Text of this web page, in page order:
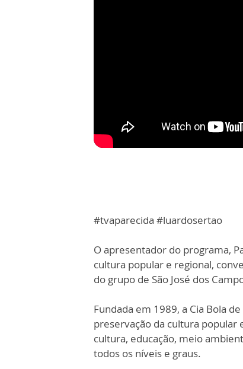
#tvaparecida #luardosertao
O apresentador do programa,
cultura popular e regional,
do grupo de São José dos
Fundada em 1989, a Cia Bola
preservação da cultura popular
cultura, educação, meio
todos os níveis e graus.